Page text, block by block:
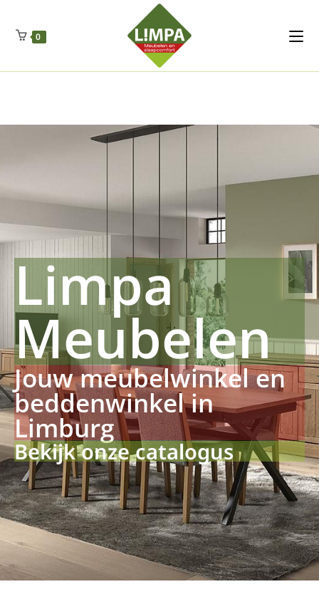
Regenschut
Drueckerpro
Fettsauren Dekemax Kapselmed
Luftkuhlen Zauberfan Netzfenste Insektensc
0
Limpa
Meubelen
Jouw meubelwinkel en
beddenwinkel in
Limburg
Bekijk onze catalogus